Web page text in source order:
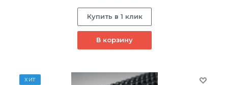
Купить в 1 клик
В корзину
ХИТ